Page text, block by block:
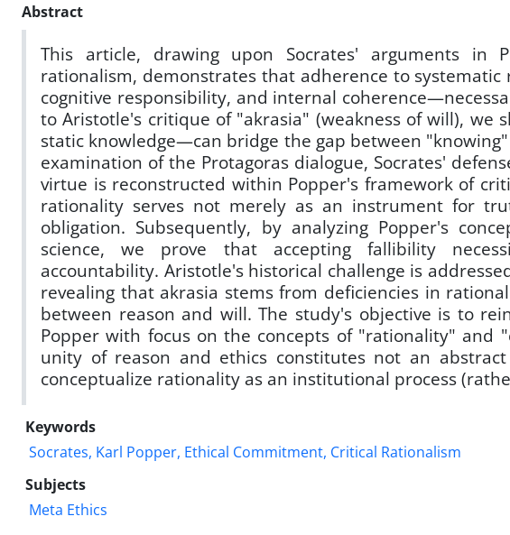
Abstract
This article, drawing upon Socrates' arguments in
rationalism, demonstrates that adherence to
cognitive responsibility, and internal
to Aristotle's critique of "akrasia" (weakness of will),
static knowledge—can bridge the gap between
examination of the Protagoras dialogue, Socrates'
virtue is reconstructed within Popper's framework of
rationality serves not merely as an instrument for
obligation. Subsequently, by analyzing Popper's
science, we prove that accepting fallibility
accountability. Aristotle's historical challenge is
revealing that akrasia stems from deficiencies in
between reason and will. The study's objective is to
Popper with focus on the concepts of "rationality" and
unity of reason and ethics constitutes not an
conceptualize rationality as an institutional process
Keywords
Socrates, Karl Popper, Ethical Commitment, Critical Rationalism
Subjects
Meta Ethics